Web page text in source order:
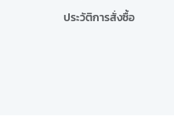
ประวัติการสั่งซื้อ